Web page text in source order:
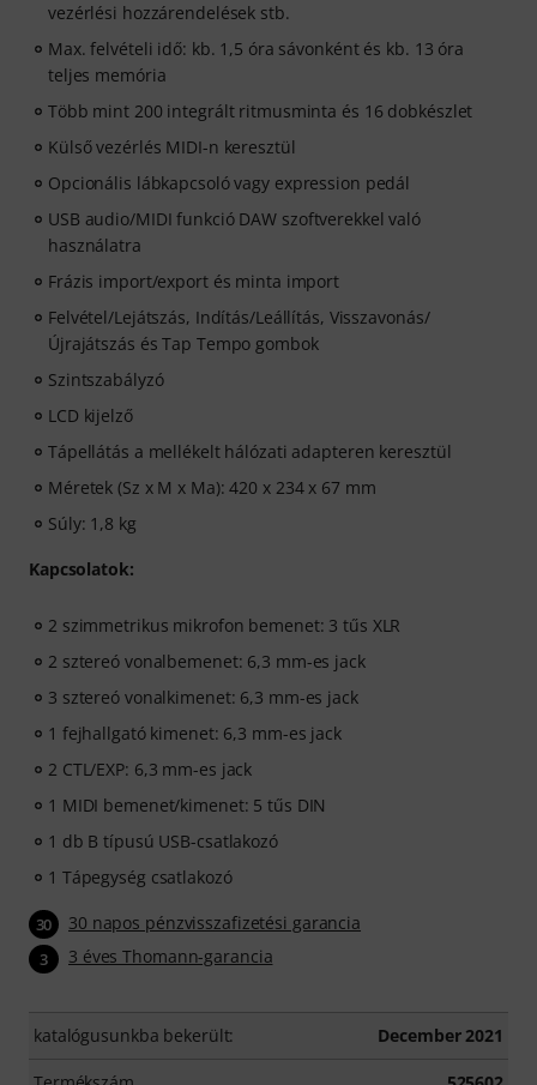
vezérlési hozzárendelések stb.
Max. felvételi idő: kb. 1,5 óra sávonként és kb. 13 óra
teljes memória
Több mint 200 integrált ritmusminta és 16 dobkészlet
Külső vezérlés MIDI-n keresztül
Opcionális lábkapcsoló vagy expression pedál
USB audio/MIDI funkció DAW szoftverekkel való
használatra
Frázis import/export és minta import
Felvétel/Lejátszás, Indítás/Leállítás, Visszavonás/
Újrajátszás és Tap Tempo gombok
Szintszabályzó
LCD kijelző
Tápellátás a mellékelt hálózati adapteren keresztül
Méretek (Sz x M x Ma): 420 x 234 x 67 mm
Súly: 1,8 kg
Kapcsolatok:
2 szimmetrikus mikrofon bemenet: 3 tűs XLR
2 sztereó vonalbemenet: 6,3 mm-es jack
3 sztereó vonalkimenet: 6,3 mm-es jack
1 fejhallgató kimenet: 6,3 mm-es jack
2 CTL/EXP: 6,3 mm-es jack
1 MIDI bemenet/kimenet: 5 tűs DIN
1 db B típusú USB-csatlakozó
1 Tápegység csatlakozó
30 30 napos pénzvisszafizetési garancia
3 3 éves Thomann-garancia
katalógusunkba bekerült: December 2021